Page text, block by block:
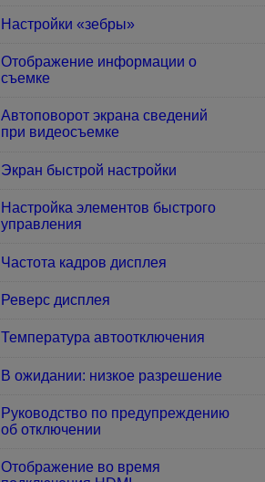
Настройки «зебры»
Отображение информации о
съемке
Автоповорот экрана сведений
при видеосъемке
Экран быстрой настройки
Настройка элементов быстрого
управления
Частота кадров дисплея
Реверс дисплея
Температура автоотключения
В ожидании: низкое разрешение
Руководство по предупреждению
об отключении
Отображение во время